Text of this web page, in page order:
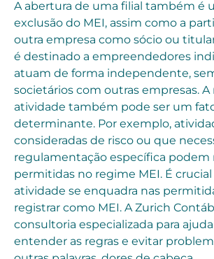
A abertura de uma filial também é
exclusão do MEI, assim como a
outra empresa como sócio ou
é destinado a empreendedores
atuam de forma independente,
societários com outras empresas. A
atividade também pode ser um
determinante. Por exemplo,
consideradas de risco ou que
regulamentação específica podem
permitidas no regime MEI. É crucial
atividade se enquadra nas
registrar como MEI. A Zurich
consultoria especializada para
entender as regras e evitar